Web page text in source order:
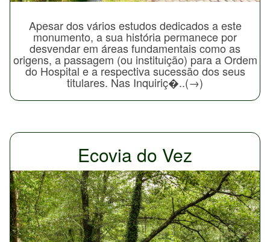
Apesar dos vários estudos dedicados a este
monumento, a sua história permanece por
desvendar em áreas fundamentais como as
origens, a passagem (ou instituição) para a Ordem
do Hospital e a respectiva sucessão dos seus
titulares. Nas Inquiriç�..(→)
Ecovia do Vez